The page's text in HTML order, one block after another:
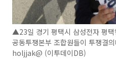
▲23일 경기 평택시 삼성전자 평
공동투쟁본부 조합원들이 투쟁결
holjjak@ (이투데이DB)